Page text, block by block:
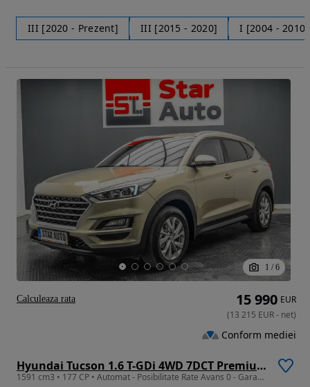
III [2020 - Prezent] III [2015 - 2020] I [2004 - 2010]
1 / 6
Hyundai Tucson 1.6 T-GDi 4WD 7DCT Premium+ Design Pack
1591 cm3 • 177 CP • Automat - Posibilitate Rate Avans 0 - Garantie 12 Luni - IMPECABILA
15 990 EUR
(13 215 EUR- net)
Conform mediei
Calculeaza rata